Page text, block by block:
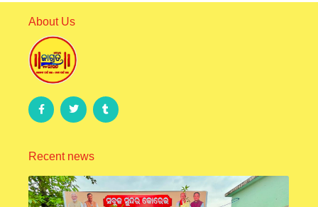
About Us
Recent news